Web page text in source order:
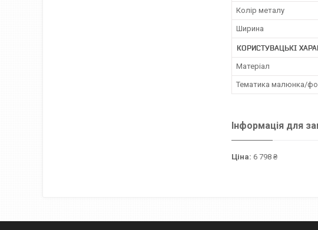
Колір металу
Ширина
КОРИСТУВАЦЬКІ
Матеріал
Тематика малюнка/
Інформація для
Ціна: 6 798 ₴